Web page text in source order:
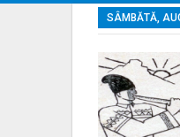
SÂMBĂTĂ,